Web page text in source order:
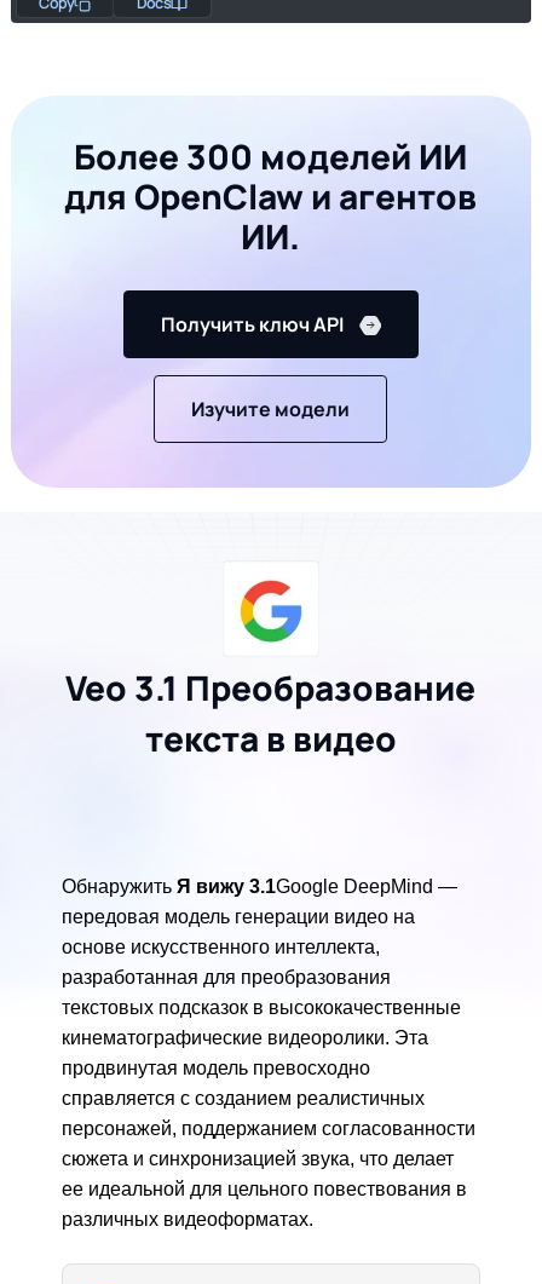
Более 300 моделей ИИ
для OpenClaw и агентов
ИИ.
Получить ключ API
Изучите модели
Veo 3.1 Преобразование
текста в видео
ОбнаружитьЯ вижу 3.1Google DeepMind —
передовая модель генерации видео на
основе искусственного интеллекта,
разработанная для преобразования
текстовых подсказок в высококачественные
кинематографические видеоролики. Эта
продвинутая модель превосходно
справляется с созданием реалистичных
персонажей, поддержанием согласованности
сюжета и синхронизацией звука, что делает
ее идеальной для цельного повествования в
различных видеоформатах.